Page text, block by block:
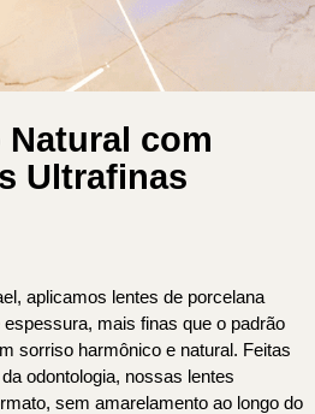
com
Ultrafinas
aplicamos lentes de porcelana
mais finas que o padrão
sorriso harmônico e natural. Feitas
odontologia, nossas lentes
sem amarelamento ao longo do